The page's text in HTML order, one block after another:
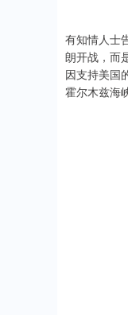
有知情人士
朗开战，而
因支持美国
霍尔木兹海